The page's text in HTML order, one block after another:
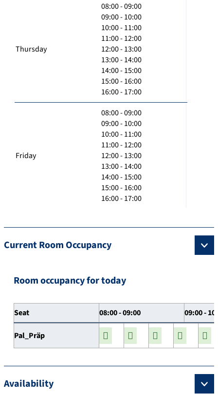
Thursday
08:00 - 09:00
09:00 - 10:00
10:00 - 11:00
11:00 - 12:00
12:00 - 13:00
13:00 - 14:00
14:00 - 15:00
15:00 - 16:00
16:00 - 17:00
Friday
08:00 - 09:00
09:00 - 10:00
10:00 - 11:00
11:00 - 12:00
12:00 - 13:00
13:00 - 14:00
14:00 - 15:00
15:00 - 16:00
16:00 - 17:00
Current Room Occupancy
Room occupancy for today
Seat 08:00 - 09:00 09:00 -
Pal_Präp
Availability